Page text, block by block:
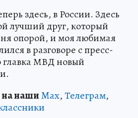
здесь, в России. Здесь
лучший друг, который
опорой, и моя любимая
в разговоре с пресс-
главка МВД новый
нашиMax,Телеграм,